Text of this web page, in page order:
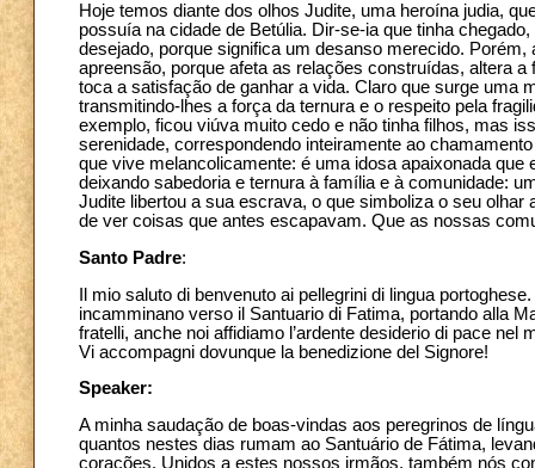
Hoje temos diante dos olhos Judite, uma heroína judia,
possuía na cidade de Betúlia. Dir-se-ia que tinha
desejado, porque significa um desanso merecido.
apreensão, porque afeta as relações construídas, altera
toca a satisfação de ganhar a vida. Claro que surge uma
transmitindo-lhes a força da ternura e o respeito pela
exemplo, ficou viúva muito cedo e não tinha filhos, mas
serenidade, correspondendo inteiramente ao
que vive melancolicamente: é uma idosa apaixonada
deixando sabedoria e ternura à família e à comunidade:
Judite libertou a sua escrava, o que simboliza o seu
de ver coisas que antes escapavam. Que as nossas
Santo Padre:
Il mio saluto di benvenuto ai pellegrini di lingua
incamminano verso il Santuario di Fatima, portando alla
fratelli, anche noi affidiamo l’ardente desiderio di pace
Vi accompagni dovunque la benedizione del Signore!
Speaker:
A minha saudação de boas-vindas aos peregrinos de
quantos nestes dias rumam ao Santuário de Fátima,
corações. Unidos a estes nossos irmãos, também nós